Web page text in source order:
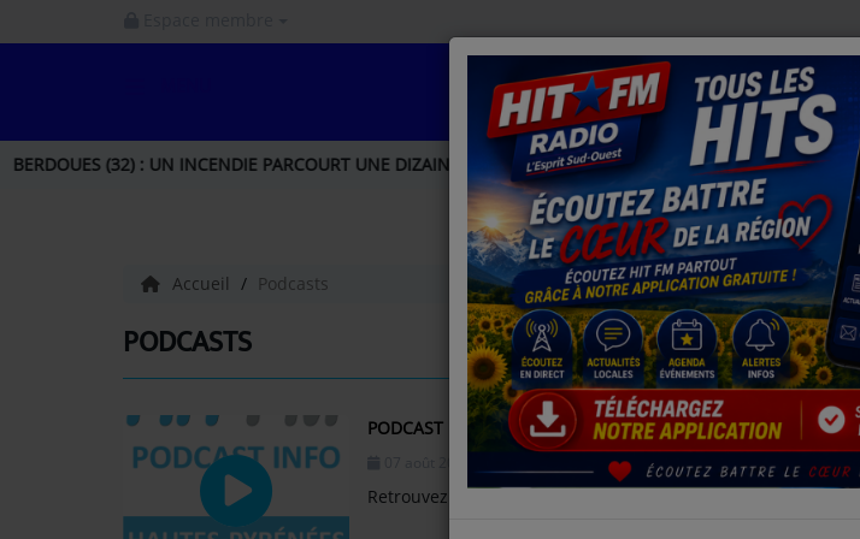
(32) : UN INCENDIE PARCOURT UNE DIZAINE D'HECTARES, UNE IMPORTANTE MOBILISATION DES SECOURS
ACCUEIL
INFOS NORD GASCOGNE
INFOS HAUTES - PYRÉNÉES
Accueil Podcasts
PODCASTS
PODCAST INFO HAUTES-PYRENNES
Retrouvez en podcast toute l'actualité des Hautes-Pyrénnées